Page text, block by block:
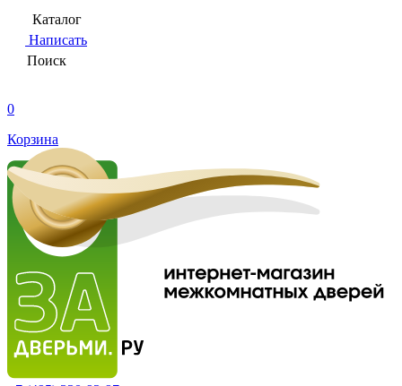
Каталог
Написать
Поиск
0
Корзина